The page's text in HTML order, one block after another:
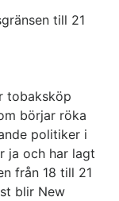
till 21
tobaksköp
börjar röka
politiker i
ja och har lagt
från 18 till 21
blir New